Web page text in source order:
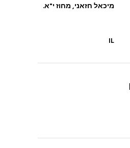
מיכאל חזאני, מחוז י"א.
IL